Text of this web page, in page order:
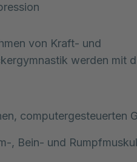
von Kraft- und
werden mit
computergesteuerten
, Bein- und